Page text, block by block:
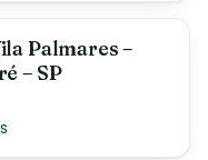
Palmares –
– SP